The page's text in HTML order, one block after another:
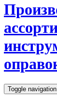
Toggle navigation